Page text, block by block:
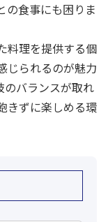
の食事にも困りま
料理を提供する個
じられるのが魅力
のバランスが取れ
きずに楽しめる環